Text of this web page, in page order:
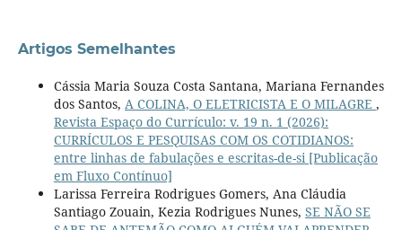
Artigos Semelhantes
Cássia Maria Souza Costa Santana, Mariana Fernandes
dos Santos, A COLINA, O ELETRICISTA E O MILAGRE ,
Revista Espaço do Currículo: v. 19 n. 1 (2026):
CURRÍCULOS E PESQUISAS COM OS COTIDIANOS:
entre linhas de fabulações e escritas-de-si [Publicação
em Fluxo Contínuo]
Larissa Ferreira Rodrigues Gomers, Ana Cláudia
Santiago Zouain, Kezia Rodrigues Nunes, SE NÃO SE